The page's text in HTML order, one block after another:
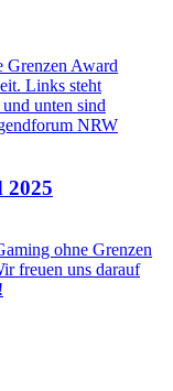
2025
ohne Grenzen
freuen uns darauf